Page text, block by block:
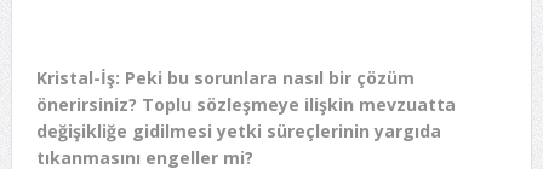
Kristal-İş: Peki bu sorunlara nasıl bir çözüm
önerirsiniz? Toplu sözleşmeye ilişkin mevzuatta
değişikliğe gidilmesi yetki süreçlerinin yargıda
tıkanmasını engeller mi?